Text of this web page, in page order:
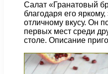
Салат «Гранатовый
благодаря его
отличному вкусу. Он
первых мест среди
столе. Описание